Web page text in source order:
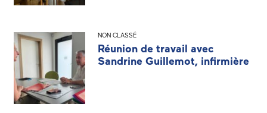
NON CLASSÉ
Réunion de travail avec
Sandrine Guillemot, infirmière